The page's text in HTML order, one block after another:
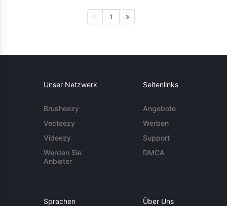
1
Unser Netzwerk
Brusheezy
Vecteezy
Videezy
Werden Sie
Anbieter
Seitenlinks
Angebote
Werben
Support
DMCA
Sprachen Über Uns